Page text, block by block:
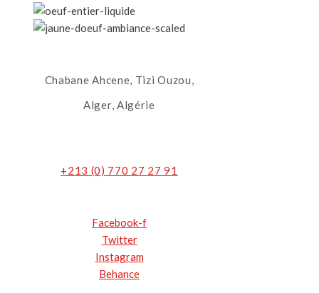
Chabane Ahcene, Tizi Ouzou,
Alger, Algérie
+213 (0) 770 27 27 91
Facebook-f
Twitter
Instagram
Behance